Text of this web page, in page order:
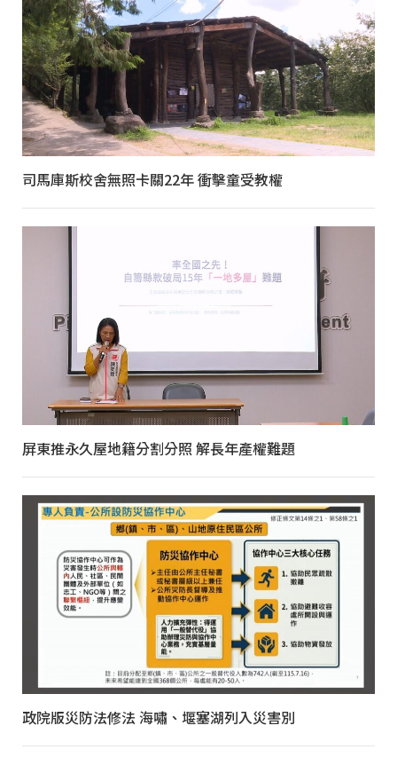
司馬庫斯校舍無照卡關22年 衝擊童受教權
屏東推永久屋地籍分割分照 解長年產權難題
政院版災防法修法 海嘯、堰塞湖列入災害別